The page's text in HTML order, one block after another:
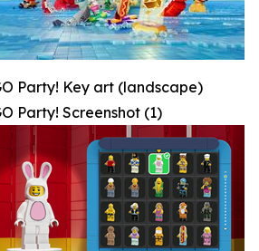
Party! Key art (landscape)
Party! Screenshot (1)